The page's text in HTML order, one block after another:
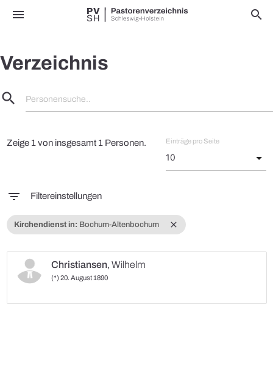
menu search
Verzeichnis
search Personensuche..
Zeige 1 von insgesamt 1 Personen. Einträge pro Seite
filter_list Filtereinstellungen
close
Kirchendienst in: Bochum-Altenbochum
Christiansen, Wilhelm
(*) 20. August 1890